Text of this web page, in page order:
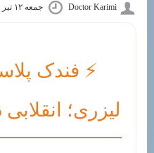
Doctor Karimi جمعه ۱۲ تیر ۰۵ ۱۱:۵۹
⚡ فندک
لیزری؛